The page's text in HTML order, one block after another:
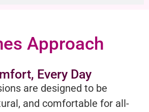
Approach
Every Day
are designed to be
and comfortable for all-